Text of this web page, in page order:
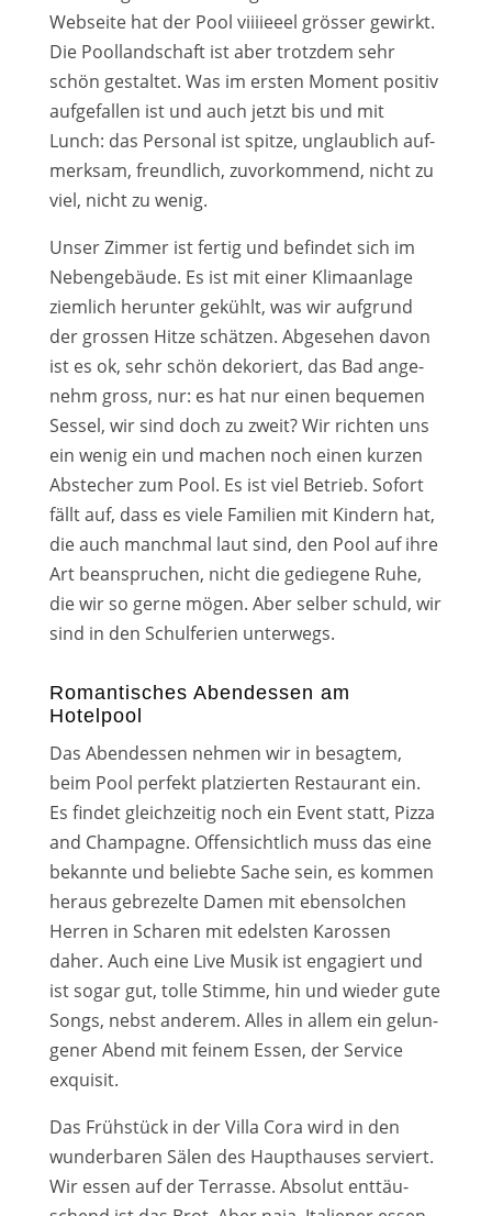
Webseite hat der Pool viii­ieeel grös­ser gewirkt.
Die Poollandschaft ist aber trotz­dem sehr
schön gestal­tet. Was im ers­ten Moment posi­tiv
auf­ge­fal­len ist und auch jetzt bis und mit
Lunch: das Personal ist spit­ze, unglaub­lich auf­
merk­sam, freund­lich, zuvor­kom­mend, nicht zu
viel, nicht zu wenig.
Unser Zimmer ist fer­tig und befin­det sich im
Nebengebäude. Es ist mit einer Klimaanlage
ziem­lich her­un­ter gekühlt, was wir auf­grund
der gros­sen Hitze schät­zen. Abgesehen davon
ist es ok, sehr schön deko­riert, das Bad ange­
nehm gross, nur: es hat nur einen beque­men
Sessel, wir sind doch zu zweit? Wir rich­ten uns
ein wenig ein und machen noch einen kur­zen
Abstecher zum Pool. Es ist viel Betrieb. Sofort
fällt auf, dass es vie­le Familien mit Kindern hat,
die auch manch­mal laut sind, den Pool auf ihre
Art bean­spru­chen, nicht die gedie­ge­ne Ruhe,
die wir so ger­ne mögen. Aber sel­ber schuld, wir
sind in den Schulferien unter­wegs.
Romantisches Abendessen am
Hotelpool
Das Abendessen neh­men wir in besag­tem,
beim Pool per­fekt plat­zier­ten Restaurant ein.
Es fin­det gleich­zei­tig noch ein Event statt, Pizza
and Champagne. Offensichtlich muss das eine
bekann­te und belieb­te Sache sein, es kom­men
her­aus gebre­zel­te Damen mit eben­sol­chen
Herren in Scharen mit edels­ten Karossen
daher. Auch eine Live Musik ist enga­giert und
ist sogar gut, tol­le Stimme, hin und wie­der gute
Songs, nebst ande­rem. Alles in allem ein gelun­
ge­ner Abend mit fei­nem Essen, der Service
exqui­sit.
Das Frühstück in der Villa Cora wird in den
wun­der­ba­ren Sälen des Haupthauses ser­viert.
Wir essen auf der Terrasse. Absolut ent­täu­